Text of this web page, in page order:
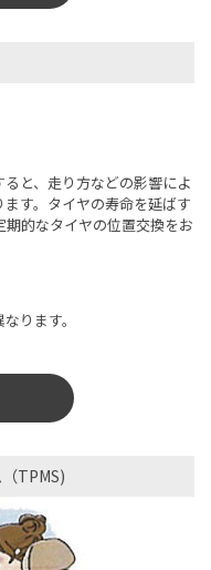
と、走り方などの影響によ
す。タイヤの寿命を延ばす
的なタイヤの位置交換をお
ります。
TPMS)